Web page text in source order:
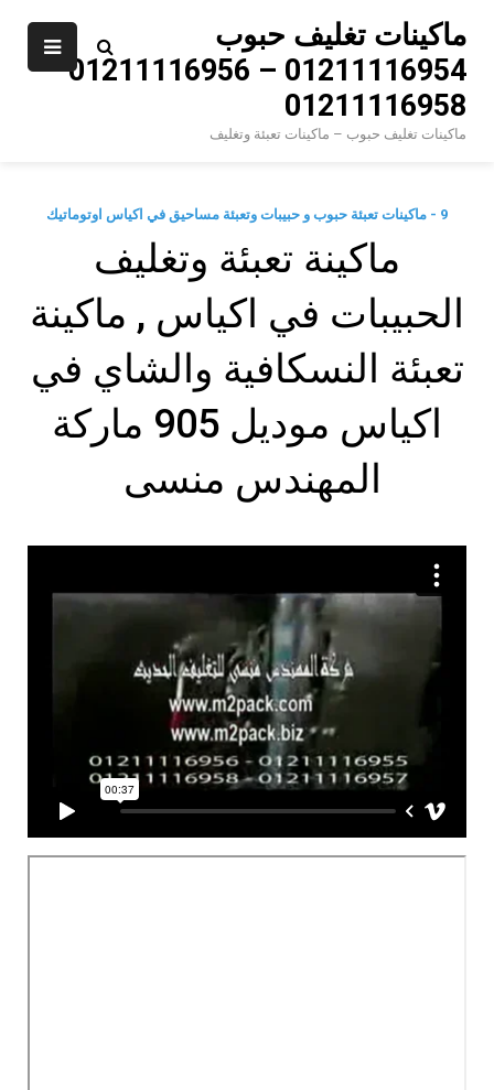
content
ماكينات تغليف حبوب
01211116954 – 01211116956 –
01211116958
ماكينات تغليف حبوب – ماكينات تعبئة وتغليف
9 - ماكينات تعبئة حبوب و حبيبات وتعبئة مساحيق في اكياس اوتوماتيك
‫ماكينة تعبئة وتغليف
الحبيبات في اكياس , ماكينة
تعبئة النسكافية والشاي في
اكياس موديل 905 ماركة